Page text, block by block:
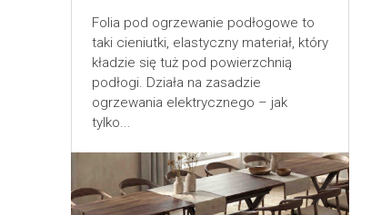
Folia pod ogrzewanie podłogowe to
taki cieniutki, elastyczny materiał, który
kładzie się tuż pod powierzchnią
podłogi. Działa na zasadzie
ogrzewania elektrycznego – jak
tylko...